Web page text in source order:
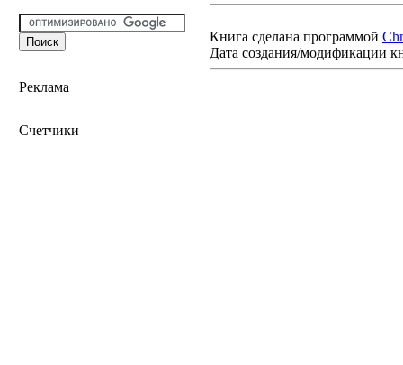
Реклама
Счетчики
Книга сделана программой
Дата создания/модификации